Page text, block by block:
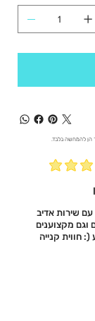
הן להמחשה בלבד.
שירות אדיב
וגם מקצוענים
חווית קנייה